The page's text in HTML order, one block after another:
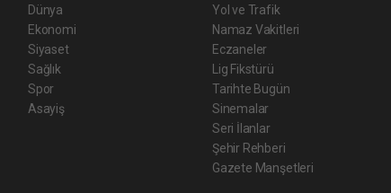
Dünya
Ekonomi
Siyaset
Sağlık
Spor
Asayiş
Yol ve Trafik
Namaz Vakitleri
Eczaneler
Lig Fikstürü
Tarihte Bugün
Sinemalar
Seri İlanlar
Şehir Rehberi
Gazete Manşetleri